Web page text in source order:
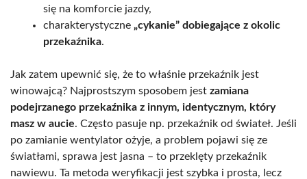
się na komforcie jazdy,
charakterystyczne „cykanie” dobiegające z okolic
przekaźnika.
Jak zatem upewnić się, że to właśnie przekaźnik jest
winowajcą? Najprostszym sposobem jest zamiana
podejrzanego przekaźnika z innym, identycznym, który
masz w aucie. Często pasuje np. przekaźnik od świateł. Jeśli
po zamianie wentylator ożyje, a problem pojawi się ze
światłami, sprawa jest jasna – to przeklęty przekaźnik
nawiewu. Ta metoda weryfikacji jest szybka i prosta, lecz